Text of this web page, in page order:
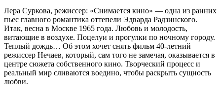
Лера Суркова, режиссер: «Снимается кино» — одна из ранних
пьес главного романтика оттепели Эдварда Радзинского.
Итак, весна в Москве 1965 года. Любовь и молодость,
витающие в воздухе. Поцелуи и прогулки по ночному городу.
Теплый дождь… Об этом хочет снять фильм 40-летний
режиссер Нечаев, который, сам того не замечая, оказывается в
центре сюжета собственного кино. Творческий процесс и
реальный мир сливаются воедино, чтобы раскрыть сущность
любви.